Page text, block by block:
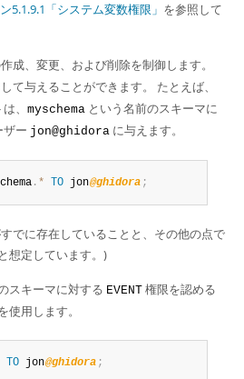
5.1.9.1「システム変数権限」 を参照して
成、変更、および削除を制御します。
て与えることができます。 たとえば、
、 myschema という名前のスキーマに
ザー jon@ghidora に与えます。
. * TO jon@ghidora ;
でに存在していることと、その他の点で
想定しています。)
スキーマに対する EVENT 権限を認める
用します。
TO jon@ghidora ;